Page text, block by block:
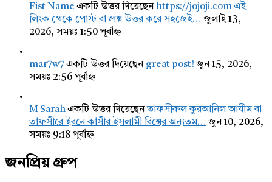
Fist Name একটি উত্তর দিয়েছেন https://jojoji.com এই
লিংক থেকে পোস্ট বা প্রশ্ন উত্তর করে সহজেই… জুলাই 13,
2026, সময়ঃ 1:50 পূর্বাহ্ন
mar7w7একটি উত্তর দিয়েছেন great post! জুন 15, 2026,
সময়ঃ 2:56 পূর্বাহ্ন
M Sarahএকটি উত্তর দিয়েছেনতাফসীরুল কুরআনিল আযীম বা
তাফসীরে ইবনে কাসীর ইসলামী বিশ্বের অন্যতম… জুন 10, 2026,
সময়ঃ 9:18 পূর্বাহ্ন
জনপ্রিয় গ্রুপ